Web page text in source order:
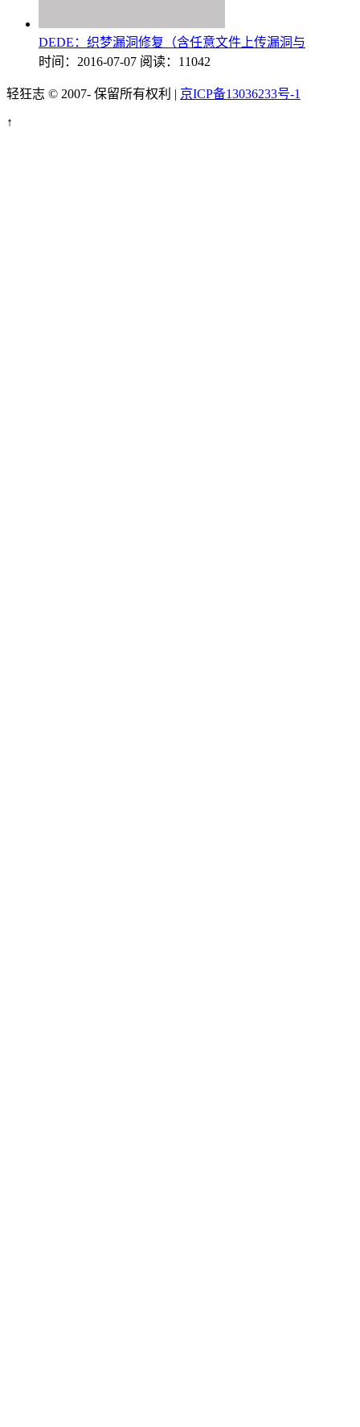
DEDE：织梦漏洞修复（含任意文件上传漏洞与
时间：2016-07-07 阅读：11042
轻狂志 © 2007- 保留所有权利 | 京ICP备13036233号-1
↑